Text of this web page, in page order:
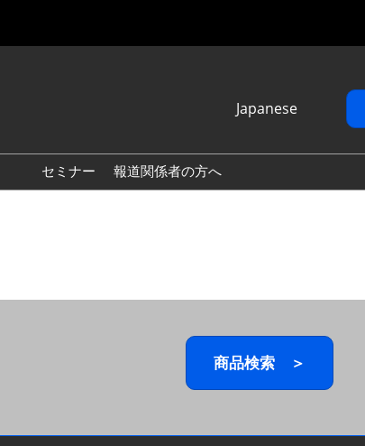
Japanese
English
繁體中文
セミナー 報道関係者の方へ
商品検索 ＞